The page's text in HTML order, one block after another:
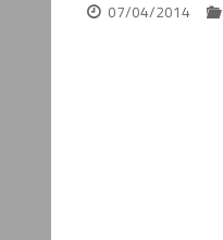
07/04/2014